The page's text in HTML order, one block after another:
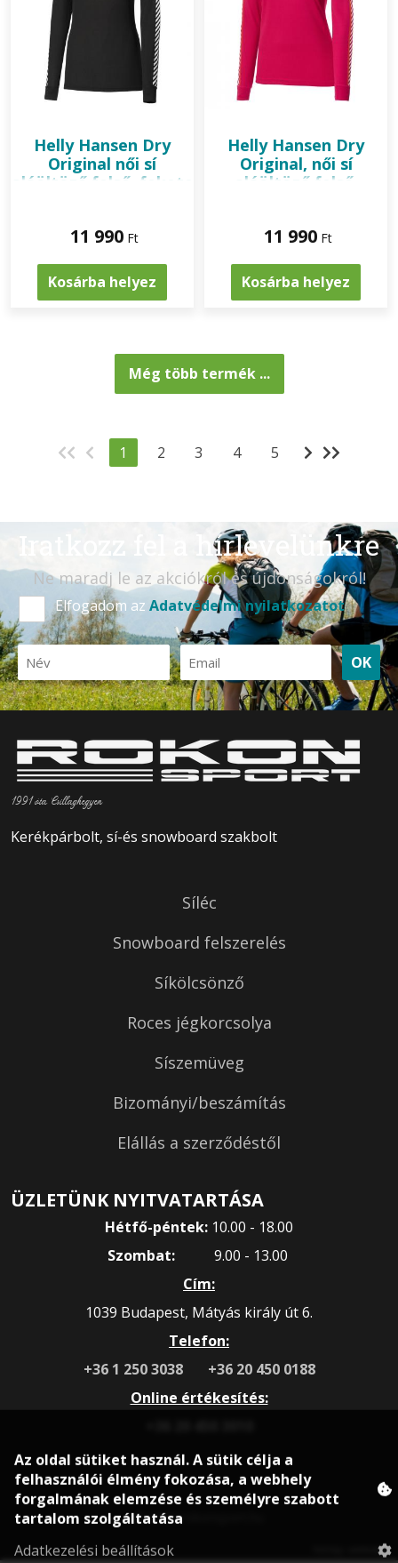
Helly Hansen Dry
Original női sí
aláöltöző felső, fekete
11 990 Ft
Kosárba helyez
Helly Hansen Dry
Original, női sí
aláöltöző felső,
11 990 Ft
Kosárba helyez
Még több termék ...
1 2 3 4 5
Iratkozz fel a hírlevelünkre
Ne maradj le az akciókról és újdonságokról!
Elfogadom az Adatvédelmi nyilatkozatot
OK
1991 óta Csillaghegyen
Kerékpárbolt, sí-és snowboard szakbolt
Síléc
Snowboard felszerelés
Síkölcsönző
Roces jégkorcsolya
Síszemüveg
Bizományi/beszámítás
Elállás a szerződéstől
ÜZLETÜNK NYITVATARTÁSA
Hétfő-péntek: 10.00 - 18.00
Szombat:
9.00 - 13.00
Cím:
1039 Budapest, Mátyás király út 6.
Telefon:
+36 1 250 3038
+36 20 450 0188
Online értékesítés:
© 2020 rokonsport.hu
Honlap: webtoday
Az oldal sütiket használ. A sütik célja a
felhasználói élmény fokozása, a webhely
forgalmának elemzése és személyre szabott
tartalom szolgáltatása
Adatkezelési beállítások